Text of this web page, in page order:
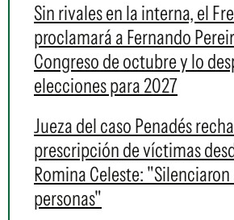
Sin rivales en la interna, el
proclamará a Fernando
Congreso de octubre y lo
elecciones para 2027
Jueza del caso Penadés
prescripción de víctimas
Romina Celeste: "Silenciaron
personas"